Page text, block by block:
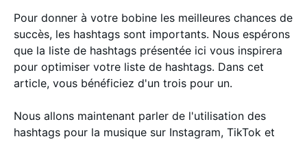
Pour donner à votre bobine les meilleures chances de
succès, les hashtags sont importants. Nous espérons
que la liste de hashtags présentée ici vous inspirera
pour optimiser votre liste de hashtags. Dans cet
article, vous bénéficiez d'un trois pour un.
Nous allons maintenant parler de l'utilisation des
hashtags pour la musique sur Instagram, TikTok et